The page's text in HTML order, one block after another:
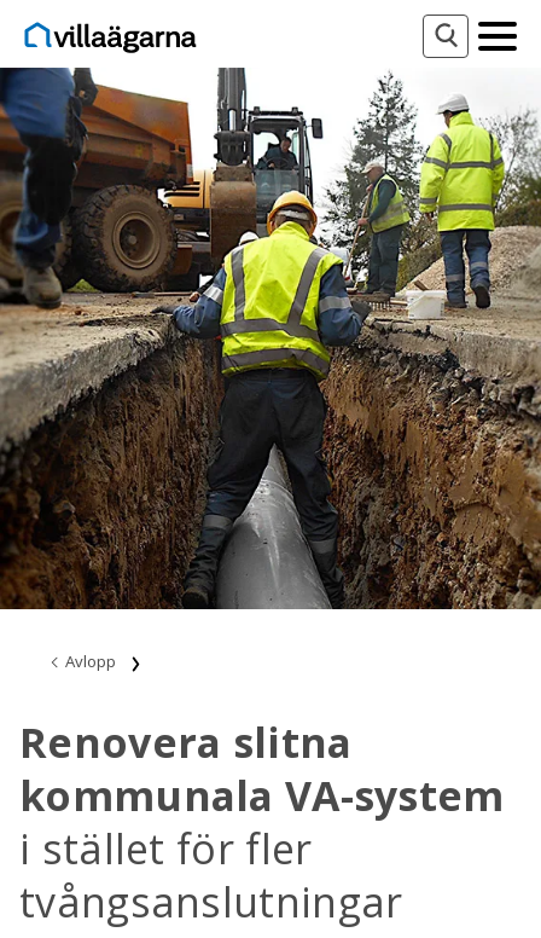
Avlopp
Renovera slitna
kommunala VA-system
i stället för fler
tvångsanslutningar